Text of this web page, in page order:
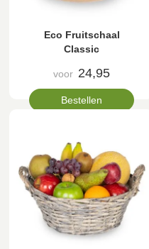
Eco Fruitschaal
Classic
voor 24,95
Bestellen